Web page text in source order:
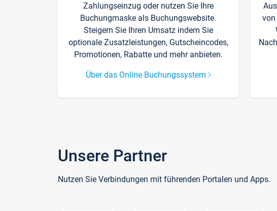
Zahlungseinzug oder nutzen Sie Ihre
Buchungmaske als Buchungswebsite.
Steigern Sie Ihren Umsatz indem Sie
optionale Zusatzleistungen, Gutscheincodes,
Promotionen, Rabatte und mehr anbieten.
Über das Online Buchungssystem
von
Unsere Partner
Nutzen Sie Verbindungen mit führenden Portalen und Apps.